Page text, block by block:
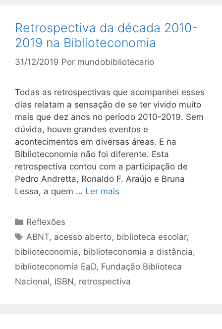
Retrospectiva da década 2010-
2019 na Biblioteconomia
31/12/2019 Por mundobibliotecario
Todas as retrospectivas que acompanhei esses
dias relatam a sensação de se ter vivido muito
mais que dez anos no período 2010-2019. Sem
dúvida, houve grandes eventos e
acontecimentos em diversas áreas. E na
Biblioteconomia não foi diferente. Esta
retrospectiva contou com a participação de
Pedro Andretta, Ronaldo F. Araújo e Bruna
Lessa, a quem … Ler mais
Categorias
Reflexões
Tags
ABNT, acesso aberto, biblioteca escolar,
biblioteconomia, biblioteconomia a distância,
biblioteconomia EaD, Fundação Biblioteca
Nacional, ISBN, retrospectiva